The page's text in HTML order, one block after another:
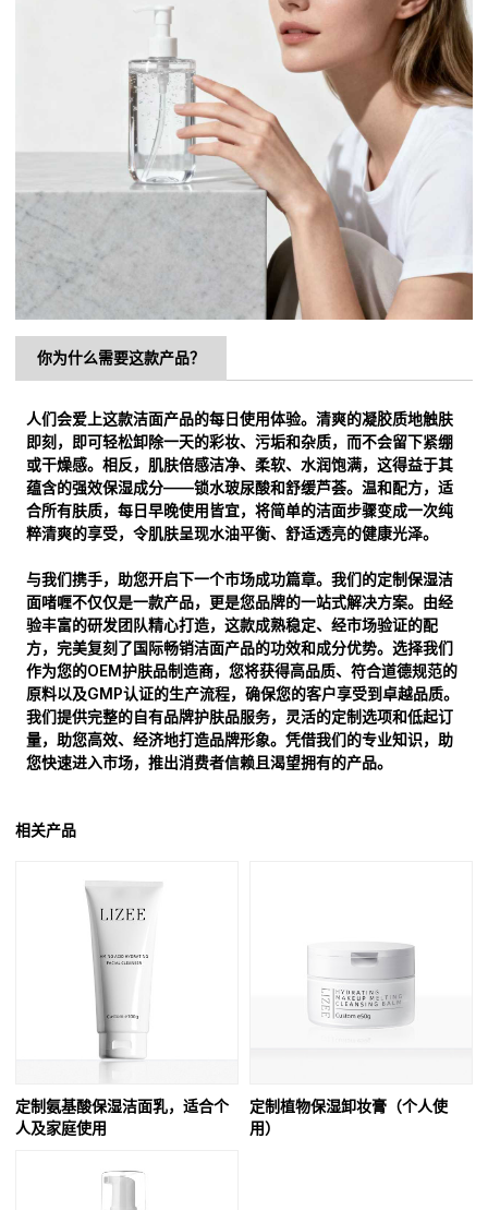
你为什么需要这款产品？
人们会爱上这款洁面产品的每日使用体验。清爽的凝胶质地触肤
即刻，即可轻松卸除一天的彩妆、污垢和杂质，而不会留下紧绷
或干燥感。相反，肌肤倍感洁净、柔软、水润饱满，这得益于其
蕴含的强效保湿成分——锁水玻尿酸和舒缓芦荟。温和配方，适
合所有肤质，每日早晚使用皆宜，将简单的洁面步骤变成一次纯
粹清爽的享受，令肌肤呈现水油平衡、舒适透亮的健康光泽。
与我们携手，助您开启下一个市场成功篇章。我们的定制保湿洁
面啫喱不仅仅是一款产品，更是您品牌的一站式解决方案。由经
验丰富的研发团队精心打造，这款成熟稳定、经市场验证的配
方，完美复刻了国际畅销洁面产品的功效和成分优势。选择我们
作为您的OEM护肤品制造商，您将获得高品质、符合道德规范的
原料以及GMP认证的生产流程，确保您的客户享受到卓越品质。
我们提供完整的自有品牌护肤品服务，灵活的定制选项和低起订
量，助您高效、经济地打造品牌形象。凭借我们的专业知识，助
您快速进入市场，推出消费者信赖且渴望拥有的产品。
相关产品
定制氨基酸保湿洁面乳，适合个
人及家庭使用
定制植物保湿卸妆膏（个人使
用）